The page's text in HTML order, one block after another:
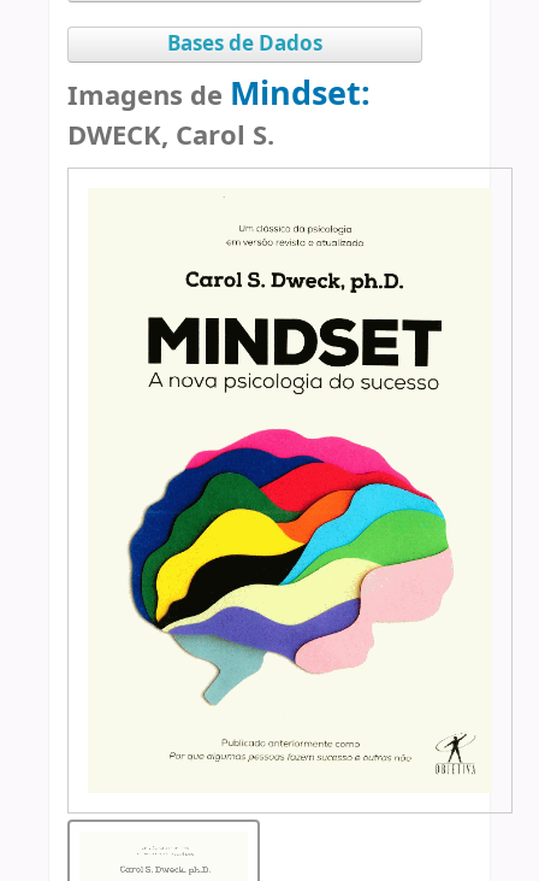
Bases de Dados
Imagens de Mindset:
DWECK, Carol S.